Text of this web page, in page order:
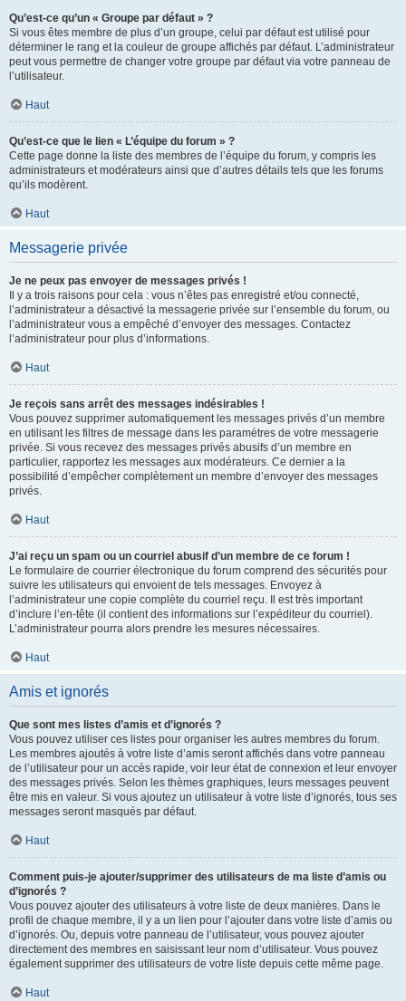
Qu’est-ce qu’un « Groupe par défaut » ?
Si vous êtes membre de plus d’un groupe, celui par défaut est utilisé pour
déterminer le rang et la couleur de groupe affichés par défaut. L’administrateur
peut vous permettre de changer votre groupe par défaut via votre panneau de
l’utilisateur.
Haut
Qu’est-ce que le lien « L’équipe du forum » ?
Cette page donne la liste des membres de l’équipe du forum, y compris les
administrateurs et modérateurs ainsi que d’autres détails tels que les forums
qu’ils modèrent.
Haut
Messagerie privée
Je ne peux pas envoyer de messages privés !
Il y a trois raisons pour cela : vous n’êtes pas enregistré et/ou connecté,
l’administrateur a désactivé la messagerie privée sur l’ensemble du forum, ou
l’administrateur vous a empêché d’envoyer des messages. Contactez
l’administrateur pour plus d’informations.
Haut
Je reçois sans arrêt des messages indésirables !
Vous pouvez supprimer automatiquement les messages privés d’un membre
en utilisant les filtres de message dans les paramètres de votre messagerie
privée. Si vous recevez des messages privés abusifs d’un membre en
particulier, rapportez les messages aux modérateurs. Ce dernier a la
possibilité d’empêcher complètement un membre d’envoyer des messages
privés.
Haut
J’ai reçu un spam ou un courriel abusif d’un membre de ce forum !
Le formulaire de courrier électronique du forum comprend des sécurités pour
suivre les utilisateurs qui envoient de tels messages. Envoyez à
l’administrateur une copie complète du courriel reçu. Il est très important
d’inclure l’en-tête (il contient des informations sur l’expéditeur du courriel).
L’administrateur pourra alors prendre les mesures nécessaires.
Haut
Amis et ignorés
Que sont mes listes d’amis et d’ignorés ?
Vous pouvez utiliser ces listes pour organiser les autres membres du forum.
Les membres ajoutés à votre liste d’amis seront affichés dans votre panneau
de l’utilisateur pour un accès rapide, voir leur état de connexion et leur envoyer
des messages privés. Selon les thèmes graphiques, leurs messages peuvent
être mis en valeur. Si vous ajoutez un utilisateur à votre liste d’ignorés, tous ses
messages seront masqués par défaut.
Haut
Comment puis-je ajouter/supprimer des utilisateurs de ma liste d’amis ou
d’ignorés ?
Vous pouvez ajouter des utilisateurs à votre liste de deux manières. Dans le
profil de chaque membre, il y a un lien pour l’ajouter dans votre liste d’amis ou
d’ignorés. Ou, depuis votre panneau de l’utilisateur, vous pouvez ajouter
directement des membres en saisissant leur nom d’utilisateur. Vous pouvez
également supprimer des utilisateurs de votre liste depuis cette même page.
Haut